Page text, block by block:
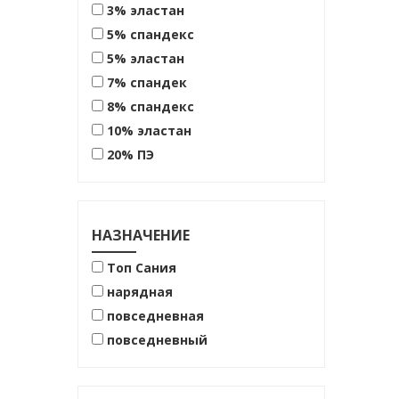
3% эластан
5% спандекс
5% эластан
7% спандек
8% спандекс
10% эластан
20% ПЭ
25% ПЭ
26% купро
27% ПЭ
27% полиэстер
28% ПЭ
28% полиэстер
НАЗНАЧЕНИЕ
Топ Сания
нарядная
повседневная
повседневный